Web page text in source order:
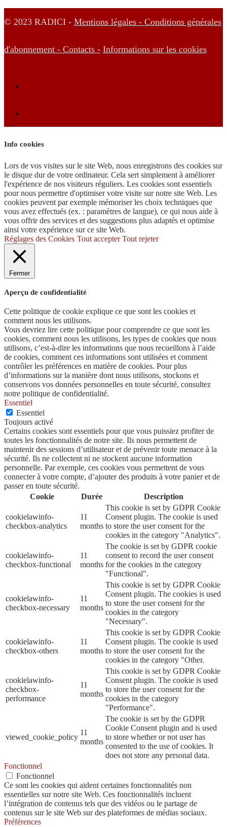
© 2023 RADICI - Mentions légales - Conditions générales
d'abonnement - Contacts - Informations sur les cookies
Info cookies
Lors de vos visites sur le site Web, nous enregistrons des cookies sur
le disque dur de votre ordinateur. Cela sert simplement à améliorer
l'expérience de nos visiteurs réguliers. Les cookies sont essentiels
pour nous permettre d'optimiser votre visite sur notre site Web. Les
cookies peuvent par exemple mémoriser les choix techniques que
vous avez effectués (ex. : paramètres de langue), ce qui nous aide à
vous offrir des services et des suggestions plus adaptés et optimise
ainsi votre expérience sur ce site Web.
Réglages des Cookies Tout accepter Tout rejeter
Fermer
Aperçu de confidentialité
Cette politique de cookie explique ce que sont les cookies et
comment nous les utilisons.
Vous devriez lire cette politique pour comprendre ce que sont les
cookies, comment nous les utilisons, les types de cookies que nous
utilisons, c’est-à-dire les informations que nous recueillons à l’aide
de cookies, comment ces informations sont utilisées et comment
contrôler les préférences en matière de cookies. Pour plus
d’informations sur la manière dont nous utilisons, stockons et
conservons vos données personnelles en toute sécurité, consultez
notre politique de confidentialité.
Essentiel
Essentiel
Toujours activé
Certains cookies sont essentiels pour que vous puissiez profiter de
toutes les fonctionnalités de notre site. Ils nous permettent de
maintenir des sessions d’utilisateur et de prévenir toute menace à la
sécurité. Ils ne collectent ni ne stockent aucune information
personnelle. Par exemple, ces cookies vous permettent de vous
connecter à votre compte, d’ajouter des produits à votre panier et de
passer en toute sécurité.
Cookie
Durée Description
cookielawinfo-
checkbox-analytics
11
months
This cookie is set by GDPR Cookie
Consent plugin. The cookie is used
to store the user consent for the
cookies in the category "Analytics".
cookielawinfo-
checkbox-functional
11
months
The cookie is set by GDPR cookie
consent to record the user consent
for the cookies in the category
"Functional".
cookielawinfo-
checkbox-necessary
11
months
This cookie is set by GDPR Cookie
Consent plugin. The cookies is used
to store the user consent for the
cookies in the category
"Necessary".
cookielawinfo-
checkbox-others
11
months
This cookie is set by GDPR Cookie
Consent plugin. The cookie is used
to store the user consent for the
cookies in the category "Other.
cookielawinfo-
checkbox-
performance
11
months
This cookie is set by GDPR Cookie
Consent plugin. The cookie is used
to store the user consent for the
cookies in the category
"Performance".
viewed_cookie_policy
11
months
The cookie is set by the GDPR
Cookie Consent plugin and is used
to store whether or not user has
consented to the use of cookies. It
does not store any personal data.
Fonctionnel
Fonctionnel
Ce sont les cookies qui aident certaines fonctionnalités non
essentielles sur notre site Web. Ces fonctionnalités incluent
l’intégration de contenus tels que des vidéos ou le partage de
contenus sur le site Web sur des plateformes de médias sociaux.
Préférences